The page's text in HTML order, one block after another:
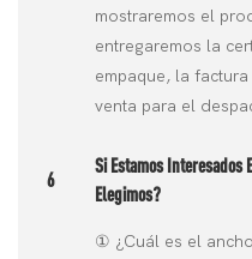
mostraremos el
entregaremos la
empaque, la
venta para el
6
Si Estamos Interesados
Elegimos?
① ¿Cuál es el